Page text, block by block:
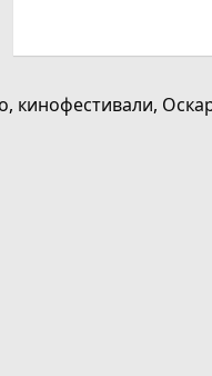
, кинофестивали,